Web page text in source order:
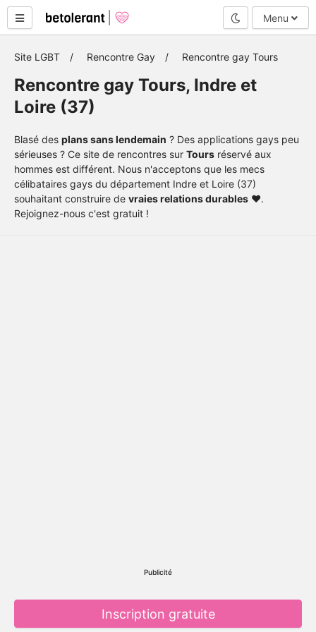
Mode nuit
Menu
Site LGBT Rencontre Gay Rencontre gay Tours
Rencontre gay Tours, Indre et
Loire (37)
Blasé des plans sans lendemain ? Des applications gays peu
sérieuses ? Ce site de rencontres sur Tours réservé aux
hommes est différent. Nous n'acceptons que les mecs
célibataires gays du département Indre et Loire (37)
souhaitant construire de vraies relations durables ❤️.
Rejoignez-nous c'est gratuit !
Publicité
Inscription gratuite